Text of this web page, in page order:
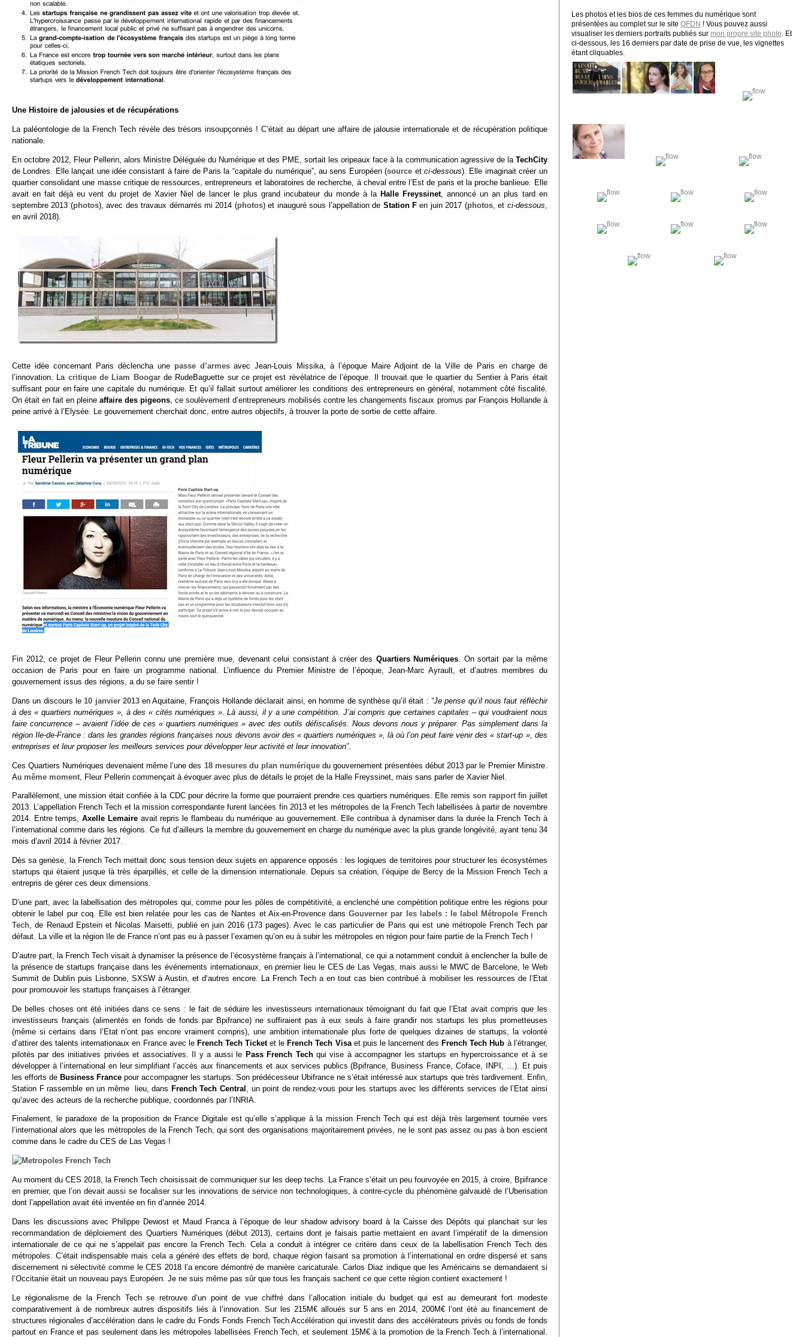
Une Histoire de jalousies et de récupérations
La paléontologie de la French Tech révèle des trésors insoupçonnés ! C’était au départ une affaire de jalousie internationale et de récupération politique
nationale.
En octobre 2012, Fleur Pellerin, alors Ministre Déléguée du Numérique et des PME, sortait les oripeaux face à la communication agressive de la TechCity
de Londres. Elle lançait une idée consistant à faire de Paris la “capitale du numérique”, au sens Européen (source etci-dessous). Elle imaginait créer un
quartier consolidant une masse critique de ressources, entrepreneurs et laboratoires de recherche, à cheval entre l’Est de paris et la proche banlieue. Elle
avait en fait déjà eu vent du projet de Xavier Niel de lancer le plus grand incubateur du monde à la Halle Freyssinet, annoncé un an plus tard en
septembre 2013 (photos), avec des travaux démarrés mi 2014 (photos) et inauguré sous l’appellation de Station Fen juin 2017 (photos, et ci-dessous
en avril 2018).
Cette idée concernant Paris déclencha une passe d’armesavec Jean-Louis Missika, à l’époque Maire Adjoint de la Ville de Paris en charge de
l’innovation. La critique de Liam Boogarde RudeBaguette sur ce projet est révélatrice de l’époque. Il trouvait que le quartier du Sentier à Paris était
suffisant pour en faire une capitale du numérique. Et qu’il fallait surtout améliorer les conditions des entrepreneurs en général, notamment côté fiscalité.
On était en fait en pleineaffaire des pigeons, ce soulèvement d’entrepreneurs mobilisés contre les changements fiscaux promus par François Hollande à
peine arrivé à l’Elysée. Le gouvernement cherchait donc, entre autres objectifs, à trouver la porte de sortie de cette affaire.
Fin 2012, ce projet de Fleur Pellerin connu une première mue, devenant celui consistant à créer des Quartiers Numériques . On sortait par la même
occasion de Paris pour en faire un programme national. L’influence du Premier Ministre de l’époque, Jean-Marc Ayrault, et d’autres membres du
gouvernement issus des régions, a du se faire sentir !
Dans un discours le 10 janvier 2013en Aquitaine, François Hollande déclarait ainsi, en homme de synthèse qu’il était : “Je pense qu’il nous faut réfléchir
à des « quartiers numériques », à des « cités numériques ». Là aussi, il y a une compétition. J’ai compris que certaines capitales – qui voudraient nous
faire concurrence – avaient l’idée de ces « quartiers numériques » avec des outils défiscalisés. Nous devons nous y préparer. Pas simplement dans la
région Ile-de-France : dans les grandes régions françaises nous devons avoir des « quartiers numériques », là où l’on peut faire venir des « start-up », des
entreprises et leur proposer les meilleurs services pour développer leur activité et leur innovation”.
Ces Quartiers Numériques devenaient même l’une des 18 mesures du plan numériquedu gouvernement présentées début 2013 par le Premier Ministre.
Au même moment , Fleur Pellerin commençait à évoquer avec plus de détails le projet de la Halle Freyssinet, mais sans parler de Xavier Niel.
Parallèlement, une mission était confiée à la CDC pour décrire la forme que pourraient prendre ces quartiers numériques. Elle remis son rapportfin juillet
2013. L’appellation French Tech et la mission correspondante furent lancées fin 2013 et les métropoles de la French Tech labellisées à partir de novembre
2014. Entre temps,Axelle Lemaire avait repris le flambeau du numérique au gouvernement. Elle contribua à dynamiser dans la durée la French Tech à
l’international comme dans les régions. Ce fut d’ailleurs la membre du gouvernement en charge du numérique avec la plus grande longévité, ayant tenu 34
mois d’avril 2014 à février 2017.
Dès sa genèse, la French Tech mettait donc sous tension deux sujets en apparence opposés : les logiques de territoires pour structurer les écosystèmes
startups qui étaient jusque là très éparpillés, et celle de la dimension internationale. Depuis sa création, l’équipe de Bercy de la Mission French Tech a
entrepris de gérer ces deux dimensions.
D’une part, avec la labellisation des métropoles qui, comme pour les pôles de compétitivité, a enclenché une compétition politique entre les régions pour
obtenir le label pur coq. Elle est bien relatée pour les cas de Nantes et Aix-en-Provence dansGouverner par les labels : le label Métropole French
Tech , de Renaud Epstein et Nicolas Maisetti, publié en juin 2016 (173 pages). Avec le cas particulier de Paris qui est une métropole French Tech par
défaut. La ville et la région Ile de France n’ont pas eu à passer l’examen qu’on eu à subir les métropoles en région pour faire partie de la French Tech !
D’autre part, la French Tech visait à dynamiser la présence de l’écosystème français à l’international, ce qui a notamment conduit à enclencher la bulle de
la présence de startups française dans les événements internationaux, en premier lieu le CES de Las Vegas, mais aussi le MWC de Barcelone, le Web
Summit de Dublin puis Lisbonne, SXSW à Austin, et d‘autres encore. La French Tech a en tout cas bien contribué à mobiliser les ressources de l’Etat
pour promouvoir les startups françaises à l’étranger.
De belles choses ont été initiées dans ce sens : le fait de séduire les investisseurs internationaux témoignant du fait que l’Etat avait compris que les
investisseurs français (alimentés en fonds de fonds par Bpifrance) ne suffiraient pas à eux seuls à faire grandir nos startups les plus prometteuses
(même si certains dans l’Etat n’ont pas encore vraiment compris), une ambition internationale plus forte de quelques dizaines de startups, la volonté
d’attirer des talents internationaux en France avec le French Tech Ticketet leFrench Tech Visa et puis le lancement desFrench Tech Hub à l’étranger,
pilotés par des initiatives privées et associatives. Il y a aussi le Pass French Tech qui vise à accompagner les startups en hypercroissance et à se
développer à l’international en leur simplifiant l’accès aux financements et aux services publics (Bpifrance, Business France, Coface, INPI, …). Et puis
les efforts deBusiness Francepour accompagner les startups. Son prédécesseur Ubifrance ne s’était intéressé aux startups que très tardivement. Enfin,
Station F rassemble en un même lieu, dans French Tech Central , un point de rendez-vous pour les startups avec les différents services de l’Etat ainsi
qu’avec des acteurs de la recherche publique, coordonnés par l’INRIA.
Finalement, le paradoxe de la proposition de France Digitale est qu’elle s’applique à la mission French Tech qui est déjà très largement tournée vers
l’international alors que les métropoles de la French Tech, qui sont des organisations majoritairement privées, ne le sont pas assez ou pas à bon escient
comme dans le cadre du CES de Las Vegas !
Au moment du CES 2018, la French Tech choisissait de communiquer sur les deep techs. La France s’était un peu fourvoyée en 2015, à croire, Bpifrance
en premier, que l’on devait aussi se focaliser sur les innovations de service non technologiques, à contre-cycle du phénomène galvaudé de l’Uberisation
dont l’appellation avait été inventée en fin d’année 2014.
Dans les discussions avec Philippe Dewost et Maud Franca à l’époque de leur shadow advisory board à la Caisse des Dépôts qui planchait sur les
recommandation de déploiement des Quartiers Numériques (début 2013), certains dont je faisais partie mettaient en avant l’impératif de la dimension
internationale de ce qui ne s’appelait pas encore la French Tech. Cela a conduit à intégrer ce critère dans ceux de la labellisation French Tech des
métropoles. C’était indispensable mais cela a généré des effets de bord, chaque région faisant sa promotion à l’international en ordre dispersé et sans
discernement ni sélectivité comme le CES 2018 l’a encore démontré de manière caricaturale. Carlos Diaz indique que les Américains se demandaient si
l’Occitanie était un nouveau pays Européen. Je ne suis même pas sûr que tous les français sachent ce que cette région contient exactement !
Le régionalisme de la French Tech se retrouve d’un point de vue chiffré dans l’allocation initiale du budget qui est au demeurant fort modeste
comparativement à de nombreux autres dispositifs liés à l’innovation. Sur les 215M€ alloués sur 5 ans en 2014, 200M€ l’ont été au financement de
structures régionales d’accélération dans le cadre du Fonds Fonds French Tech Accélération qui investit dans des accélérateurs privés ou fonds de fonds
partout en France et pas seulement dans les métropoles labellisées French Tech, et seulement 15M€ à la promotion de la French Tech à l’international.
Les photos et les bios de ces femmes du numérique sont
présentées au complet sur le site QFDN ! Vous pouvez aussi
visualiser les derniers portraits publiés sur mon propre site photo . Et
ci-dessous, les 16 derniers par date de prise de vue, les vignettes
étant cliquables.